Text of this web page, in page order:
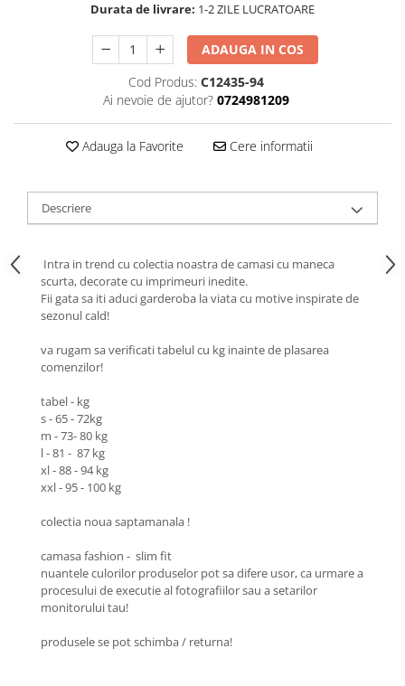
Durata de livrare: 1-2 ZILE LUCRATOARE
ADAUGA IN COS
Cod Produs: C12435-94
Ai nevoie de ajutor? 0724981209
Adauga la Favorite Cere informatii
Descriere
Intra in trend cu colectia noastra de camasi cu maneca
scurta, decorate cu imprimeuri inedite.
Fii gata sa iti aduci garderoba la viata cu motive inspirate de
sezonul cald!
va rugam sa verificati tabelul cu kg inainte de plasarea
comenzilor!
tabel - kg
s - 65 - 72kg
m - 73- 80 kg
l - 81 - 87 kg
xl - 88 - 94 kg
xxl - 95 - 100 kg
colectia noua saptamanala !
camasa fashion - slim fit
nuantele culorilor produselor pot sa difere usor, ca urmare a
procesului de executie al fotografiilor sau a setarilor
monitorului tau!
produsele se pot schimba / returna!